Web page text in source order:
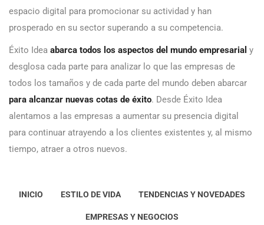
espacio digital para promocionar su actividad y han
prosperado en su sector superando a su competencia.
Éxito Idea abarca todos los aspectos del mundo empresarial y
desglosa cada parte para analizar lo que las empresas de
todos los tamaños y de cada parte del mundo deben abarcar
para alcanzar nuevas cotas de éxito. Desde Éxito Idea
alentamos a las empresas a aumentar su presencia digital
para continuar atrayendo a los clientes existentes y, al mismo
tiempo, atraer a otros nuevos.
INICIO ESTILO DE VIDA TENDENCIAS Y NOVEDADES
EMPRESAS Y NEGOCIOS